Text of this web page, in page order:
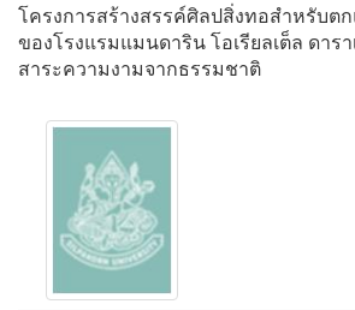
โครงการสร้างสรรค์ศิลปสิ่งทอสำหรับต
ของโรงแรมแมนดาริน โอเรียลเต็ล ดารา
สาระความงามจากธรรมชาติ